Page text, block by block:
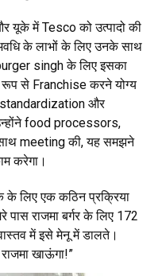
में Tesco को उत्पादो की
के लाभों के लिए उनके साथ
singh के लिए इसका
से Franchise करने योग्य
और
food processors,
meeting की, यह समझने
करेगा।
लिए एक कठिन प्रक्रिया
राजमा बर्गर के लिए 172
में इसे मेनू में डालते।
खाऊंगा!”